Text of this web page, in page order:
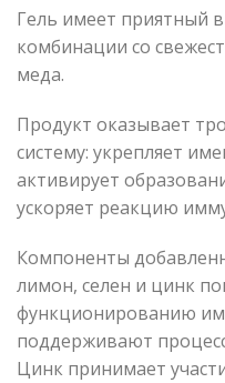
Гель имеет приятный
комбинации со
меда.
Продукт оказывает
систему: укрепляет
активирует
ускоряет реакцию
Компоненты
лимон, селен и цинк
функционированию
поддерживают
Цинк принимает